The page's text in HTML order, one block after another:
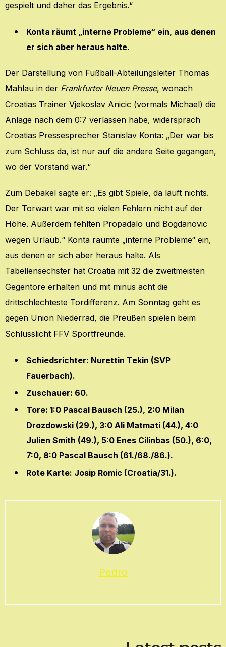
gespielt und daher das Ergebnis.“
Konta räumt „interne Probleme“ ein, aus denen
er sich aber heraus halte.
Der Darstellung von Fußball-Abteilungsleiter Thomas
Mahlau in der Frankfurter Neuen Presse, wonach
Croatias Trainer Vjekoslav Anicic (vormals Michael) die
Anlage nach dem 0:7 verlassen habe, widersprach
Croatias Pressesprecher Stanislav Konta: „Der war bis
zum Schluss da, ist nur auf die andere Seite gegangen,
wo der Vorstand war.“
Zum Debakel sagte er: „Es gibt Spiele, da läuft nichts.
Der Torwart war mit so vielen Fehlern nicht auf der
Höhe. Außerdem fehlten Propadalo und Bogdanovic
wegen Urlaub.“ Konta räumte „interne Probleme“ ein,
aus denen er sich aber heraus halte. Als
Tabellensechster hat Croatia mit 32 die zweitmeisten
Gegentore erhalten und mit minus acht die
drittschlechteste Tordifferenz. Am Sonntag geht es
gegen Union Niederrad, die Preußen spielen beim
Schlusslicht FFV Sportfreunde.
Schiedsrichter: Nurettin Tekin (SVP
Fauerbach).
Zuschauer: 60.
Tore: 1:0 Pascal Bausch (25.), 2:0 Milan
Drozdowski (29.), 3:0 Ali Matmati (44.), 4:0
Julien Smith (49.), 5:0 Enes Cilinbas (50.), 6:0,
7:0, 8:0 Pascal Bausch (61./68./86.).
Rote Karte: Josip Romic (Croatia/31.).
Pedro